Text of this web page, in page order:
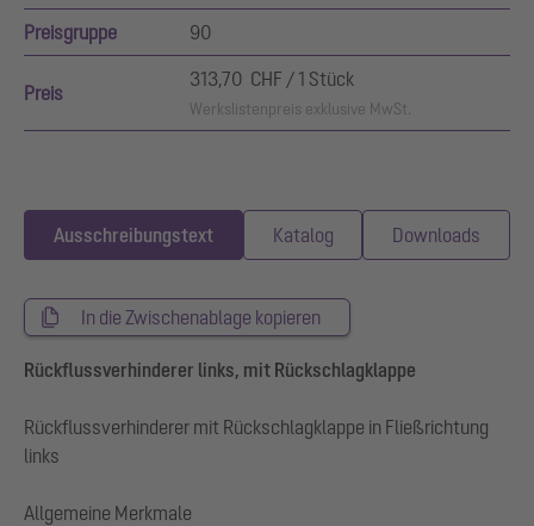
Preisgruppe 90
Preis
313,70 CHF / 1 Stück
Werkslistenpreis exklusive MwSt.
Ausschreibungstext Katalog Downloads
In die Zwischenablage kopieren
Rückflussverhinderer links, mit Rückschlagklappe
Rückflussverhinderer mit Rückschlagklappe in Fließrichtung
links
Allgemeine Merkmale